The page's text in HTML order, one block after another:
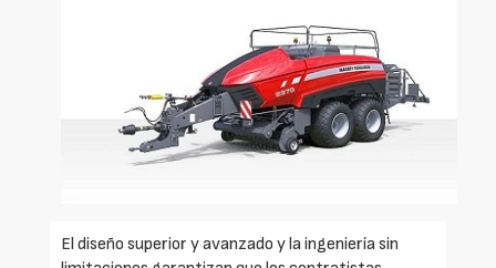
El diseño superior y avanzado y la ingeniería sin